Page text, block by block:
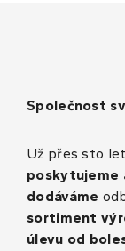
Společnost
Už přes sto
poskytujeme
dodáváme
sortiment
úlevu od